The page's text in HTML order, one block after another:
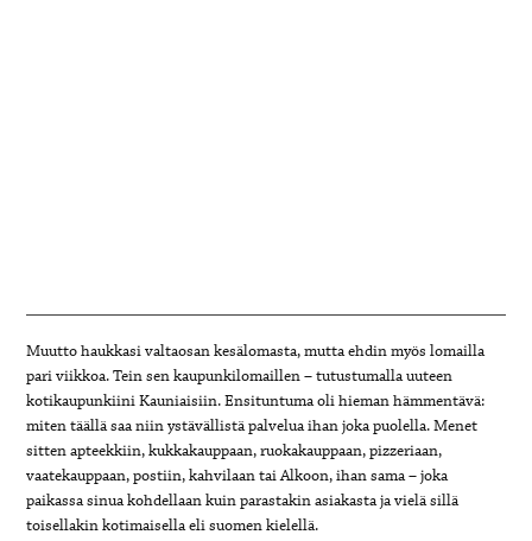
Muutto haukkasi valtaosan kesälomasta, mutta ehdin myös lomailla
pari viikkoa. Tein sen kaupunkilomaillen – tutustumalla uuteen
kotikaupunkiini Kauniaisiin. Ensituntuma oli hieman hämmentävä:
miten täällä saa niin ystävällistä palvelua ihan joka puolella. Menet
sitten apteekkiin, kukkakauppaan, ruokakauppaan, pizzeriaan,
vaatekauppaan, postiin, kahvilaan tai Alkoon, ihan sama – joka
paikassa sinua kohdellaan kuin parastakin asiakasta ja vielä sillä
toisellakin kotimaisella eli suomen kielellä.